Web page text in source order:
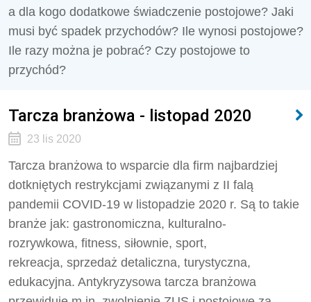
a dla kogo dodatkowe świadczenie postojowe? Jaki
musi być spadek przychodów? Ile wynosi postojowe?
Ile razy można je pobrać? Czy postojowe to
przychód?
Tarcza branżowa - listopad 2020
23 lis 2020
Tarcza branżowa to wsparcie dla firm najbardziej
dotkniętych restrykcjami związanymi z II falą
pandemii COVID-19 w listopadzie 2020 r. Są to takie
branże jak: gastronomiczna, kulturalno-
rozrywkowa, fitness, siłownie, sport,
rekreacja, sprzedaż detaliczna, turystyczna,
edukacyjna. Antykryzysowa tarcza branżowa